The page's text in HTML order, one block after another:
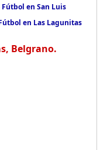
Fútbol en San Luis
en Las Lagunitas
Belgrano.